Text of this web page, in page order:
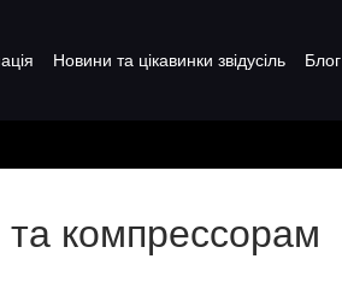
Новини та цікавинки звідусіль
Блог
компрессорам